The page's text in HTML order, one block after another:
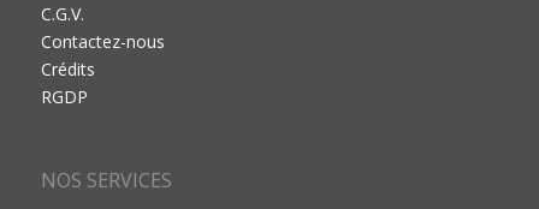
C.G.V.
Contactez-nous
Crédits
RGDP
NOS SERVICES